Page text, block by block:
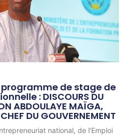
de stage de
: DISCOURS DU
ABDOULAYE MAÏGA,
DU GOUVERNEMENT
national, de l’Emploi